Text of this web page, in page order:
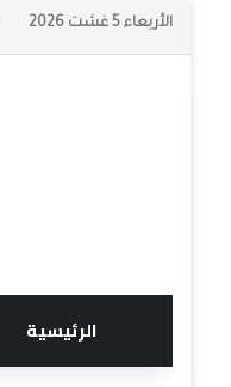
الأربعاء 5 غشت 2026
الرئيسية